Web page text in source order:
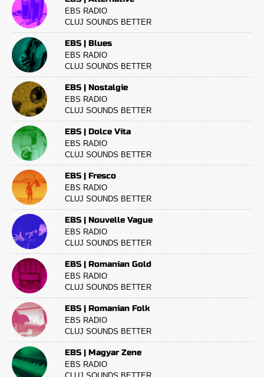
EBS RADIO
CLUJ SOUNDS BETTER
EBS | Blues
EBS RADIO
CLUJ SOUNDS BETTER
EBS | Nostalgie
EBS RADIO
CLUJ SOUNDS BETTER
EBS | Dolce Vita
EBS RADIO
CLUJ SOUNDS BETTER
EBS | Fresco
EBS RADIO
CLUJ SOUNDS BETTER
EBS | Nouvelle Vague
EBS RADIO
CLUJ SOUNDS BETTER
EBS | Romanian Gold
EBS RADIO
CLUJ SOUNDS BETTER
EBS | Romanian Folk
EBS RADIO
CLUJ SOUNDS BETTER
EBS | Magyar Zene
EBS RADIO